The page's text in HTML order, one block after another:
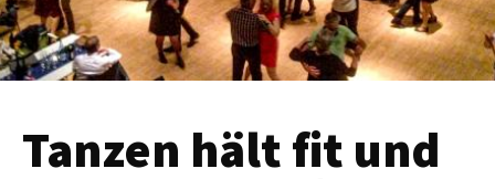
Tanzen hält fit und